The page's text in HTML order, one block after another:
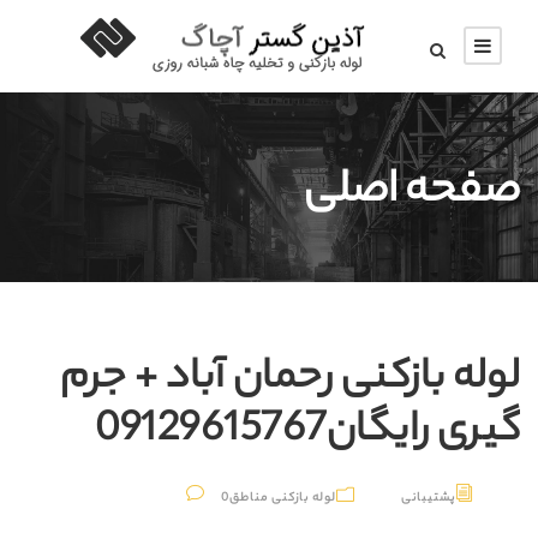
صفحه اصلی
لوله بازکنی رحمان آباد + جرم
گیری رایگان09129615767
پشتیبانی لوله بازکنی مناطق0